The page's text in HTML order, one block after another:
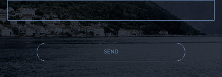
SEND